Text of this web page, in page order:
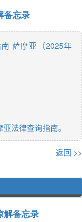
备忘录
萨摩亚（2025年
亚法律查询指南。
返回 >>
解备忘录